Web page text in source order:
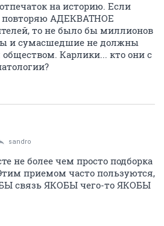
на историю. Если
повторяю АДЕКВАТНОЕ
то не было бы миллионов
и сумасшедшие не должны
Карлики... кто они с
sandro
не более чем просто подборка
приемом часто пользуются,
связь ЯКОБЫ чего-то ЯКОБЫ